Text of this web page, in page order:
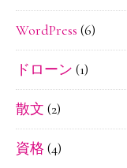
WordPress (6)
ドローン (1)
散文 (2)
資格 (4)